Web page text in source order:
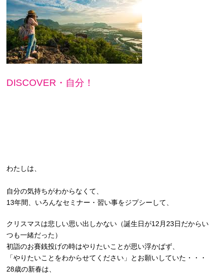
DISCOVER・自分！
わたしは、
自分の気持ちがわからなくて、
13年間、いろんなセミナー・習い事をジプシーして、
クリスマスは悲しい思い出しかない（誕生日が12月23日だからい
つも一緒だった）
初詣のお賽銭投げの時はやりたいことが思い浮かばず、
「やりたいことをわからせてください」とお願いしていた・・・
28歳の新春は、